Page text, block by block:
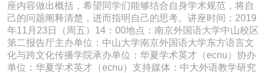
座内容做出概括，希望同学们能够结合自身学术规范，将自
己的问题阐释清楚，进而指明自己的思考。讲座时间：2019
年11月23日（周五）14：00地点：南京外国语大学中山校区
第二报告厅主办单位：中山大学南京外国语大学东方语言文
化与跨文化传播学院承办单位：华夏学术英才（ecnu）协办
单位：华夏学术英才（ecnu）支持媒体：中大外语教学研究